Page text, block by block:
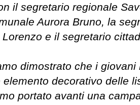
il segretario regionale
Aurora Bruno, la
e il segretario
dimostrato che i
decorativo delle
portato avanti una